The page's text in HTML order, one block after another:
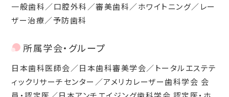
一般歯科／口腔外科／審美歯科／ホワイトニング／レー
ザー治療／予防歯科
所属学会・グループ
日本歯科医師会／日本歯科審美学会／トータルエステテ
ィックリサーチセンター／アメリカレーザー歯科学会 会